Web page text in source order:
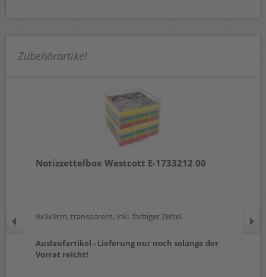
Zubehörartikel
Notizzettelbox Westcott E-1733212 00
9x9x9cm, transparent, inkl. farbiger Zettel
Auslaufartikel - Lieferung nur noch solange der
Vorrat reicht!